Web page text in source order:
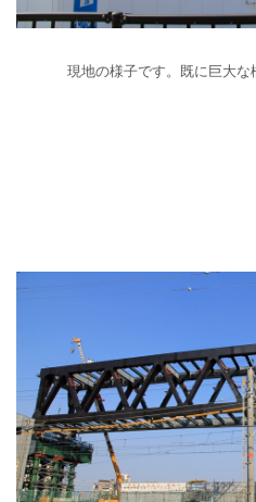
現地の様子です。既に巨大な